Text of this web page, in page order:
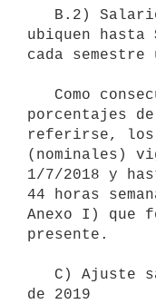
ubiquen hasta
cada
porcentajes
referirse, los
(nominales)
1/7/2018 y
44 horas
Anexo I) que
presente.
de 2019